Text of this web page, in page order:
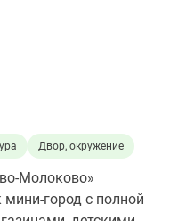
Двор, окружение
Молоково»
город с полной